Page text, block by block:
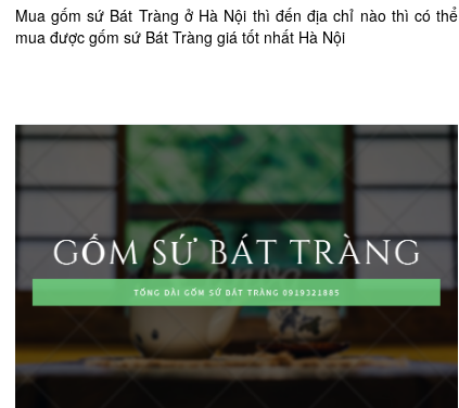
Mua gốm sứ Bát Tràng ở Hà Nội thì đến địa chỉ nào thì có thể
mua được gốm sứ Bát Tràng giá tốt nhất Hà Nội